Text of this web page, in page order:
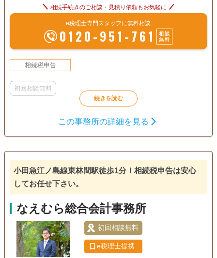
相続手続きのご相談・見積り依頼もお気軽に
e税理士専門スタッフに無料相談
0120-951-761
相談
無料
相続税申告
初回相談無料
この事務所の詳細を見る
小田急江ノ島線東林間駅徒歩1分！相続税申告は安心
してお任せ下さい。
なえむら総合会計事務所
初回相談無料
e税理士提携